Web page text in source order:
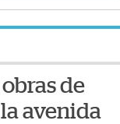
de
avenida